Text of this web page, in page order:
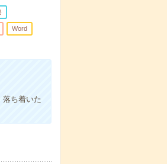
Word
落ち着いた